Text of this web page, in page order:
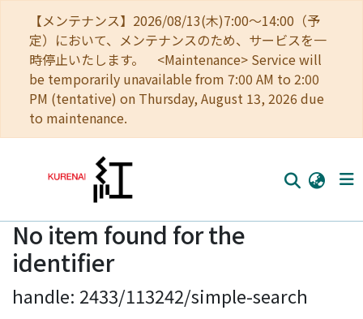
【メンテナンス】2026/08/13(木)7:00～14:00（予
定）において、メンテナンスのため、サービスを一
時停止いたします。 <Maintenance> Service will
be temporarily unavailable from 7:00 AM to 2:00
PM (tentative) on Thursday, August 13, 2026 due
to maintenance.
Home
Communities
Browse
No item found for the
identifier
handle: 2433/113242/simple-search